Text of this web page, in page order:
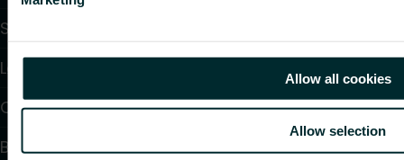
Allow all cookies
Allow selection
Support
Løsninger
Om os
Blogs